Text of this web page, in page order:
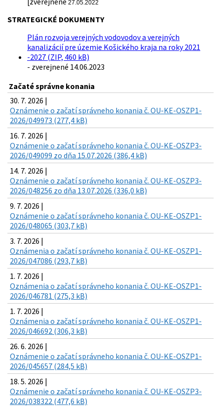
27.05.2022
STRATEGICKÉ DOKUMENTY
Plán rozvoja verejných vodovodov a verejných
kanalizácií pre územie Košického kraja na roky 2021
-2027 (ZIP, 460 kB)
- zverejnené 14.06.2023
Začaté správne konania
30. 7. 2026 |
Oznámenie o začatí správneho konania č. OU-KE-OSZP1-
2026/049973 (277,4 kB)
16. 7. 2026 |
Oznámenie o začatí správneho konania č. OU-KE-OSZP3-
2026/049099 zo dňa 15.07.2026 (386,4 kB)
14. 7. 2026 |
Oznámenie o začatí správneho konania č. OU-KE-OSZP3-
2026/048256 zo dňa 13.07.2026 (336,0 kB)
9. 7. 2026 |
Oznámenie o začatí správneho konania č. OU-KE-OSZP1-
2026/048065 (303,7 kB)
3. 7. 2026 |
Oznámenia o začatí správneho konania č. OU-KE-OSZP1-
2026/047086 (293,7 kB)
1. 7. 2026 |
Oznámenia o začatí správneho konania č. OU-KE-OSZP1-
2026/046781 (275,3 kB)
1. 7. 2026 |
Oznámenia o začatí správneho konania č. OU-KE-OSZP1-
2026/046692 (306,3 kB)
26. 6. 2026 |
Oznámenie o začatí správneho konania č. OU-KE-OSZP1-
2026/045657 (284,5 kB)
18. 5. 2026 |
Oznámenie o začatí správneho konania č. OU-KE-OSZP3-
2026/038322 (477,6 kB)